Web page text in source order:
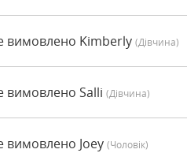
вимовлено Kimberly (дівчина)
вимовлено Salli (дівчина)
вимовлено Joey (чоловік)